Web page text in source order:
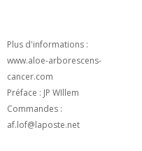
Plus d'informations :
www.aloe-arborescens-
cancer.com
Préface : JP WIllem
Commandes :
af.lof@laposte.net